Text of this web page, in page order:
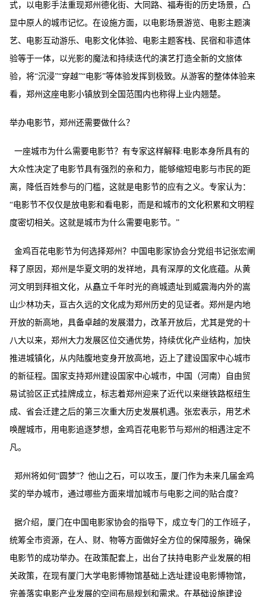
式，以电影手法重现郑州德化街、大同路、福寿街的历史场景，凸
显中原人的城市记忆。在设施方面，以电影场景游览、电影主题演
艺、电影互动游乐、电影文化体验、电影主题客栈、民宿和非遗体
验等于一体，以光影的魔法和持续迭代的演艺打造全新的文旅体
验，将“沉浸”“穿越”“电影”等体验发挥到极致。从游客的整体体验来
看，郑州这座电影小镇放到全国范围内也称得上业内翘楚。
举办电影节，郑州还需要做什么？
一座城市为什么需要电影节？有专家这样解释:电影本身所具有的
大众性决定了电影节具有强烈的亲和力，能够缩短电影与市民的距
离，降低百姓参与的门槛，这就是电影节的应有之义。专家认为：
“电影节不仅仅是放电影和看电影，而是和城市的文化积累和文明程
度密切相关。这就是城市为什么需要电影节。”
金鸡百花电影节为何选择郑州？中国电影家协会分党组书记张宏阐
释了原因，郑州是华夏文明的发祥地，具有深厚的文化底蕴。从黄
河文明到拜祖文化，从矗立千年时光的商城遗址到威震海内外的嵩
山少林功夫，亘古久远的文化成为郑州历史的见证者。郑州是内地
开放的新高地，具备卓越的发展潜力，改革开放后，尤其是党的十
八大以来，郑州大力发展区位交通优势，持续优化产业结构，加快
推进城镇化，从内陆腹地变身开放高地，迈上了建设国家中心城市
的新征程。国家支持郑州建设国家中心城市，中国（河南）自由贸
易试验区正式挂牌成立，标志着郑州迎来了近代以来继铁路枢纽生
成、省会迁建之后的第三次重大历史发展机遇。张宏表示，用艺术
唤醒城市，用电影追逐梦想，金鸡百花电影节与郑州的相遇注定不
凡。
郑州将如何“圆梦”？他山之石，可以攻玉，厦门作为未来几届金鸡
奖的举办城市，通过哪些方面来增加城市与电影之间的贴合度？
据介绍，厦门在中国电影家协会的指导下，成立专门的工作班子，
统筹全市资源，在人、财、物等方面做好全方位的保障服务，确保
电影节的成功举办。在政策配套上，出台了扶持电影产业发展的相
关政策，在现有厦门大学电影博物馆基础上选址建设电影博物馆，
完善落实电影产业发展的空间布局规划和需求。在基础设施建设